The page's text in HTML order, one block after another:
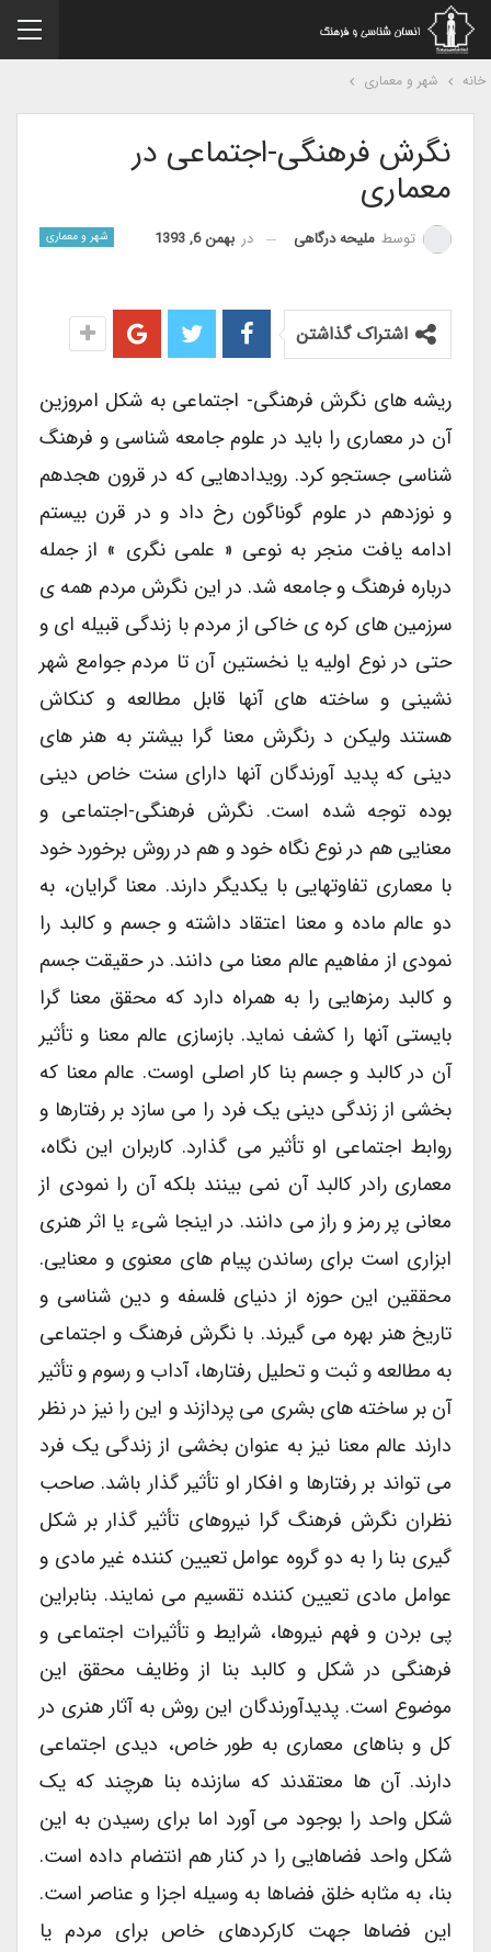
شهر و معماری
نگرش فرهنگی-اجتماعی در
معماری
شهر و معماری توسطملیحه درگاهی دربهمن 6, 1393
اشتراک گذاشتن
ریشه های نگرش فرهنگی- اجتماعی به شکل امروزین
آن در معماری را باید در علوم جامعه شناسی و فرهنگ
شناسی جستجو کرد. رویدادهایی که در قرون هجدهم
و نوزدهم در علوم گوناگون رخ داد و در قرن بیستم
ادامه یافت منجر به نوعی « علمی نگری » از جمله
درباره فرهنگ و جامعه شد. در این نگرش مردم همه ی
سرزمین های کره ی خاکی از مردم با زندگی قبیله ای و
حتی در نوع اولیه یا نخستین آن تا مردم جوامع شهر
نشینی و ساخته های آنها قابل مطالعه و کنکاش
هستند ولیکن د رنگرش معنا گرا بیشتر به هنر های
دینی که پدید آورندگان آنها دارای سنت خاص دینی
بوده توجه شده است. نگرش فرهنگی-اجتماعی و
معنایی هم در نوع نگاه خود و هم در روش برخورد خود
با معماری تفاوتهایی با یکدیگر دارند. معنا گرایان، به
دو عالم ماده و معنا اعتقاد داشته و جسم و کالبد را
نمودی از مفاهیم عالم معنا می دانند. در حقیقت جسم
و کالبد رمزهایی را به همراه دارد که محقق معنا گرا
بایستی آنها را کشف نماید. بازسازی عالم معنا و تأثیر
آن در کالبد و جسم بنا کار اصلی اوست. عالم معنا که
بخشی از زندگی دینی یک فرد را می سازد بر رفتارها و
روابط اجتماعی او تأثیر می گذارد. کاربران این نگاه،
معماری رادر کالبد آن نمی بینند بلکه آن را نمودی از
معانی پر رمز و راز می دانند. در اینجا شیء یا اثر هنری
ابزاری است برای رساندن پیام های معنوی و معنایی.
محققین این حوزه از دنیای فلسفه و دین شناسی و
تاریخ هنر بهره می گیرند. با نگرش فرهنگ و اجتماعی
به مطالعه و ثبت و تحلیل رفتارها، آداب و رسوم و تأثیر
آن بر ساخته های بشری می پردازند و این را نیز در نظر
دارند عالم معنا نیز به عنوان بخشی از زندگی یک فرد
می تواند بر رفتارها و افکار او تأثیر گذار باشد. صاحب
نظران نگرش فرهنگ گرا نیروهای تأثیر گذار بر شکل
گیری بنا را به دو گروه عوامل تعیین کننده غیر مادی و
عوامل مادی تعیین کننده تقسیم می نمایند. بنابراین
پی بردن و فهم نیروها، شرایط و تأثیرات اجتماعی و
فرهنگی در شکل و کالبد بنا از وظایف محقق این
موضوع است. پدیدآورندگان این روش به آثار هنری در
کل و بناهای معماری به طور خاص، دیدی اجتماعی
دارند. آن ها معتقدند که سازنده بنا هرچند که یک
شکل واحد را بوجود می آورد اما برای رسیدن به این
شکل واحد فضاهایی را در کنار هم انتضام داده است.
بنا، به مثابه خلق فضاها به وسیله اجزا و عناصر است.
این فضاها جهت کارکردهای خاص برای مردم یا